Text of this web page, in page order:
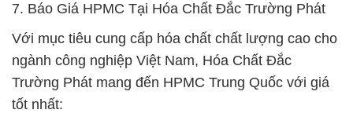
7. Báo Giá HPMC Tại Hóa Chất Đắc Trường Phát
Với mục tiêu cung cấp hóa chất chất lượng cao cho
ngành công nghiệp Việt Nam, Hóa Chất Đắc
Trường Phát mang đến HPMC Trung Quốc với giá
tốt nhất: